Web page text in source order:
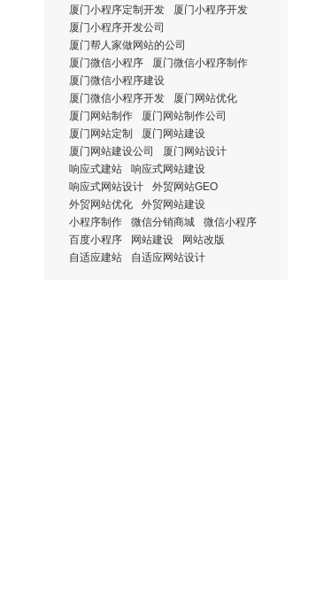
厦门小程序定制开发
厦门小程序开发
厦门小程序开发公司
厦门帮人家做网站的公司
厦门微信小程序
厦门微信小程序制作
厦门微信小程序建设
厦门微信小程序开发
厦门网站优化
厦门网站制作
厦门网站制作公司
厦门网站定制
厦门网站建设
厦门网站建设公司
厦门网站设计
响应式建站
响应式网站建设
响应式网站设计
外贸网站GEO
外贸网站优化
外贸网站建设
小程序制作
微信分销商城
微信小程序
百度小程序
网站建设
网站改版
自适应建站
自适应网站设计